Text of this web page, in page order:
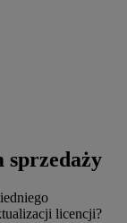
sprzedaży
licencji?